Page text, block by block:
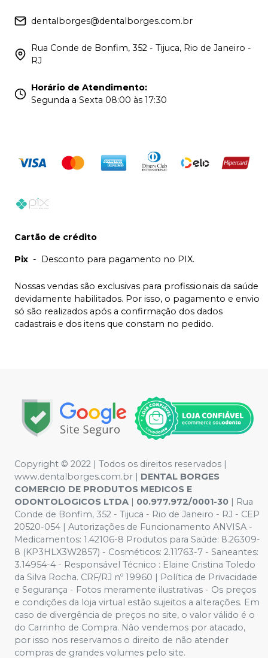
dentalborges@dentalborges.com.br
Rua Conde de Bonfim, 352 - Tijuca, Rio de Janeiro -
RJ
Horário de Atendimento:
Segunda a Sexta 08:00 às 17:30
Cartão de crédito
Pix - Desconto para pagamento no PIX.
Nossas vendas são exclusivas para profissionais da saúde
devidamente habilitados. Por isso, o pagamento e envio
só são realizados após a confirmação dos dados
cadastrais e dos itens que constam no pedido.
Copyright © 2022 | Todos os direitos reservados |
www.dentalborges.com.br | DENTAL BORGES
COMERCIO DE PRODUTOS MEDICOS E
ODONTOLOGICOS LTDA | 00.977.972/0001-30 | Rua
Conde de Bonfim, 352 - Tijuca - Rio de Janeiro - RJ - CEP
20520-054 | Autorizações de Funcionamento ANVISA -
Medicamentos: 1.42106-8 Produtos para Saúde: 8.26309-
8 (KP3HLX3W2857) - Cosméticos: 2.11763-7 - Saneantes:
3.14954-4 - Responsável Técnico : Elaine Cristina Toledo
da Silva Rocha. CRF/RJ nº 19960 | Política de Privacidade
e Segurança - Fotos meramente ilustrativas - Os preços
e condições da loja virtual estão sujeitos a alterações. Em
caso de divergência de preços no site, o valor válido é o
do Carrinho de Compra. Não vendemos por atacado,
por isso nos reservamos o direito de não atender
compras de grandes volumes pelo site.